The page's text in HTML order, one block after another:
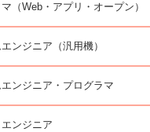
（Web・アプリ・オープン）
ンジニア（汎用機）
ンジニア・プログラマ
ンジニア